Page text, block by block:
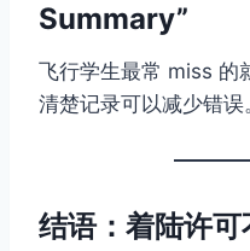
Summary”
飞行学生最常 miss 的
清楚记录可以减少错误
结语：着陆许